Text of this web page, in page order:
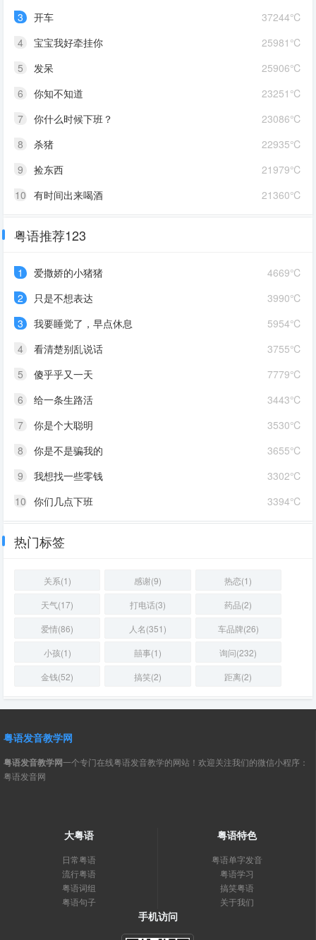
37244℃
3
开车
25981℃
4
宝宝我好牵挂你
25906℃
5
发呆
23251℃
6
你知不知道
23086℃
7
你什么时候下班？
22935℃
8
杀猪
21979℃
9
捡东西
21360℃
10 有时间出来喝酒
粤语推荐123
4669℃
1
爱撒娇的小猪猪
3990℃
2
只是不想表达
5954℃
3
我要睡觉了，早点休息
3755℃
4
看清楚别乱说话
7779℃
5
傻乎乎又一天
3443℃
6
给一条生路活
3530℃
7
你是个大聪明
3655℃
8
你是不是骗我的
3302℃
9
我想找一些零钱
3394℃
10 你们几点下班
热门标签
关系(1) 感谢(9)
热恋(1)
天气(17)
打电话(3)
药品(2)
爱情(86)
人名(351)
车品牌(26)
小孩(1)
囍事(1)
询问(232)
金钱(52)
搞笑(2) 距离(2)
粤语发音教学网
粤语发音教学网一个专门在线粤语发音教学的网站！欢迎关注我们的微信小程序：
粤语发音网
大粤语
日常粤语
流行粤语
粤语词组
粤语句子
粤语特色
粤语单字发音
粤语学习
搞笑粤语
关于我们
手机访问